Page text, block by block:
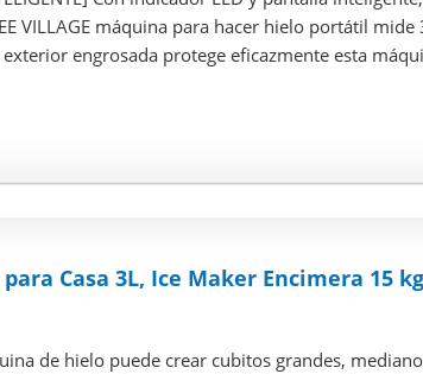
VILLAGE máquina para hacer hielo portátil
exterior engrosada protege eficazmente esta
Casa 3L, Ice Maker Encimera 15
de hielo puede crear cubitos grandes,